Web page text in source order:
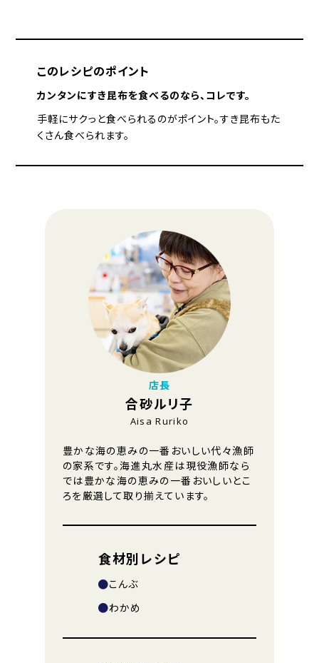
このレシピのポイント
カンタンにすき昆布を食べるのなら、コレです。
手軽にサクっと食べられるのがポイント。すき昆布もた
くさん食べられます。
店長
合砂ルリ子
Aisa Ruriko
豊かな海の恵みの一番おいしい代々漁師
の家系です。海進丸水産は現役漁師なら
では豊かな海の恵みの一番おいしいとこ
ろを厳選して取り揃えています。
食材別レシピ
こんぶ
わかめ